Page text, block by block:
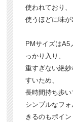
使われており、
使うほどに味が
PMサイズはA5
っかり入り、
重すぎない絶
すいため、
長時間持ち歩い
シンプルなフ
きるのもポイン